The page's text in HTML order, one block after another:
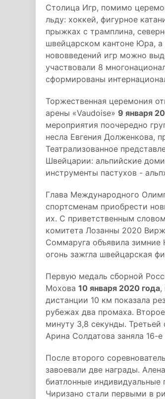
Столица Игр, помимо
льду: хоккей, фигурное
прыжках с трамплина,
швейцарском кантоне Юра, а
нововведений игр можно
участвовали 8
сформированы
Торжественная церемония
арены «Vaudoise» 9 января
мероприятия поочередно
несла Евгения Долженкова,
Театрализованное
Швейцарии: альпийские
инструменты пастухов -
Глава Международного
спортсменам приобрести
их. С приветственным
комитета Лозанны 2020
Соммаруга объявила
огонь зажгла швейцарская
Первую медаль сборной
Мохова 10 января 2020 года,
дистанции 10 км показала
рубежах два промаха.
минуту 3,8 секунды. Третьей
Арина Солдатова заняла 16-
После второго
завоевали две награды.
биатлонные
Чиризано стали первыми в